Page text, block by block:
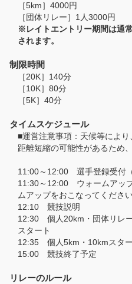
［5km］4000円
［団体リレー］1人3000円
※レイトエントリー期間は通
されます。
制限時間
［20K］140分
［10K］80分
［5K］40分
タイムスケジュール
■運営注意事項：天候等によ
距離短縮の可能性があるため
11:00～12:00 選手登録受付（
11:30～12:00 ウォームアッ
ムアップをおこなってください
12:10 競技説明
12:30 個人20km・団体リレ
スタート
12:35 個人5km・10kmスタ
15:00 競技終了予定
リレーのルール